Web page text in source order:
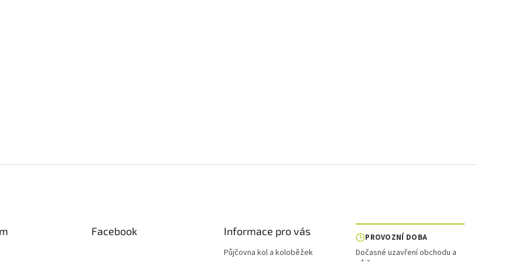
Facebook Informace pro vás
Půjčovna kol a koloběžek
PROVOZNÍ DOBA
Dočasné uzavření obchodu a